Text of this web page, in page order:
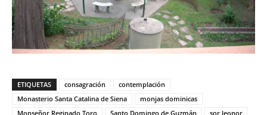
ETIQUETAS consagración
contemplación
Monasterio Santa Catalina de Siena
monjas dominicas
Monseñor Reginado Toro
Santo Domingo de Guzmán
sor leonor